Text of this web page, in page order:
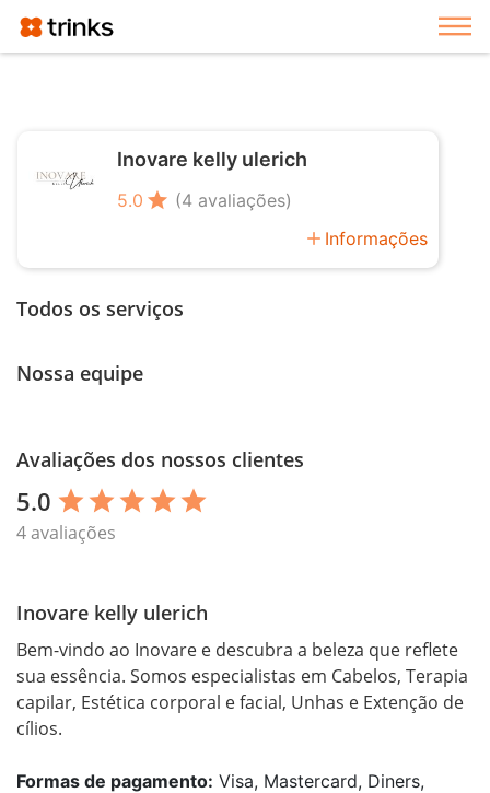
Inovare kelly ulerich
5.0 star (4 avaliações)
add Informações
Todos os serviços
Nossa equipe
Avaliações dos nossos clientes
5.0 star star star star star
4 avaliações
Inovare kelly ulerich
Bem-vindo ao Inovare e descubra a beleza que reflete
sua essência. Somos especialistas em Cabelos, Terapia
capilar, Estética corporal e facial, Unhas e Extenção de
Formas de pagamento: Visa, Mastercard, Diners,